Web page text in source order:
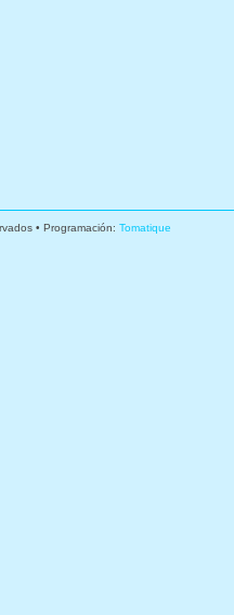
• Programación: Tomatique